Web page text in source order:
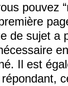
pouvez
de sujet a
Il est